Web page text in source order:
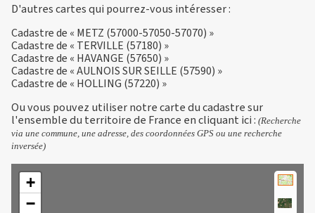
D'autres cartes qui pourrez-vous intéresser :
Cadastre de « METZ (57000-57050-57070) »
Cadastre de « TERVILLE (57180) »
Cadastre de « HAVANGE (57650) »
Cadastre de « AULNOIS SUR SEILLE (57590) »
Cadastre de « HOLLING (57220) »
Ou vous pouvez utiliser notre carte du cadastre sur
l'ensemble du territoire de France encliquant ici: (Recherche
via une commune, une adresse, des coordonnées GPS ou une recherche
inversée)
+
−